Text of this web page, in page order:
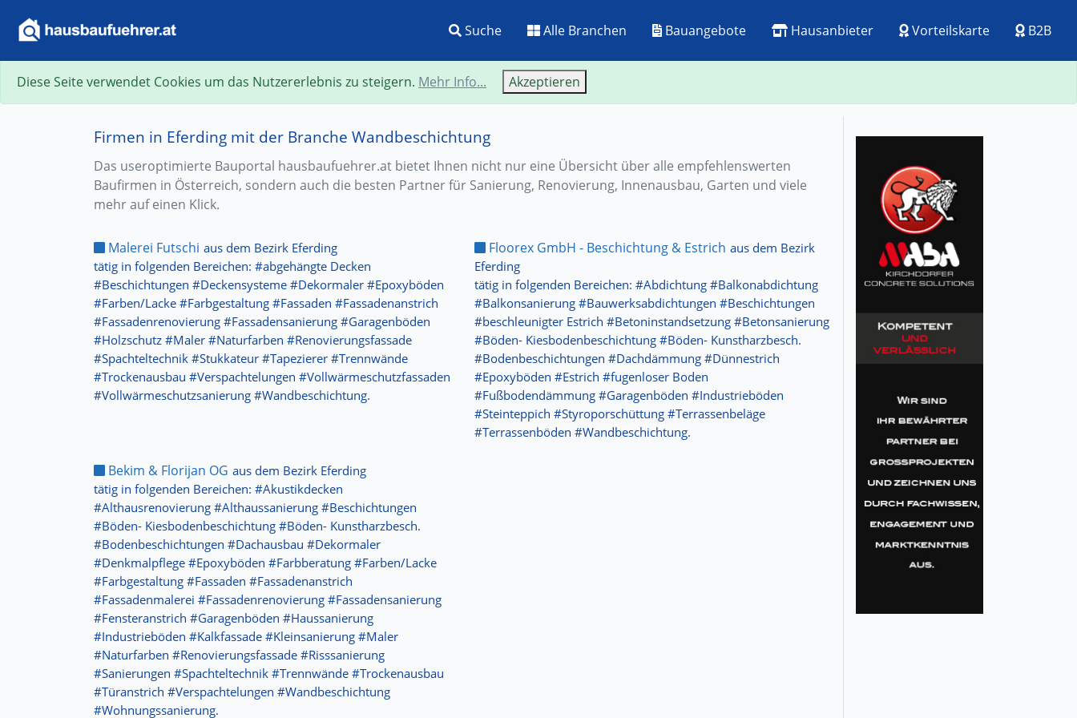
Suche Alle Branchen Bauangebote Hausanbieter Vorteilskarte B2B
Firmen in Eferding mit der Branche Wandbeschichtung
Das useroptimierte Bauportal hausbaufuehrer.at bietet Ihnen nicht nur eine Übersicht über alle empfehlenswerten
Baufirmen in Österreich, sondern auch die besten Partner für Sanierung, Renovierung, Innenausbau, Garten und viele
mehr auf einen Klick.
Malerei Futschi aus dem Bezirk Eferding
tätig in folgenden Bereichen: #abgehängte Decken
#Beschichtungen #Deckensysteme #Dekormaler #Epoxyböden
#Farben/Lacke #Farbgestaltung #Fassaden #Fassadenanstrich
#Fassadenrenovierung #Fassadensanierung #Garagenböden
#Holzschutz #Maler #Naturfarben #Renovierungsfassade
#Spachteltechnik #Stukkateur #Tapezierer #Trennwände
#Trockenausbau #Verspachtelungen #Vollwärmeschutzfassaden
#Vollwärmeschutzsanierung #Wandbeschichtung.
Floorex GmbH - Beschichtung & Estrich aus dem Bezirk
Eferding
tätig in folgenden Bereichen: #Abdichtung #Balkonabdichtung
#Balkonsanierung #Bauwerksabdichtungen #Beschichtungen
#beschleunigter Estrich #Betoninstandsetzung #Betonsanierung
#Böden- Kiesbodenbeschichtung #Böden- Kunstharzbesch.
#Bodenbeschichtungen #Dachdämmung #Dünnestrich
#Epoxyböden #Estrich #fugenloser Boden
#Fußbodendämmung #Garagenböden #Industrieböden
#Steinteppich #Styroporschüttung #Terrassenbeläge
#Terrassenböden #Wandbeschichtung.
Bekim & Florijan OG aus dem Bezirk Eferding
tätig in folgenden Bereichen: #Akustikdecken
#Althausrenovierung #Althaussanierung #Beschichtungen
#Böden- Kiesbodenbeschichtung #Böden- Kunstharzbesch.
#Bodenbeschichtungen #Dachausbau #Dekormaler
#Denkmalpflege #Epoxyböden #Farbberatung #Farben/Lacke
#Farbgestaltung #Fassaden #Fassadenanstrich
#Fassadenmalerei #Fassadenrenovierung #Fassadensanierung
#Fensteranstrich #Garagenböden #Haussanierung
#Industrieböden #Kalkfassade #Kleinsanierung #Maler
#Naturfarben #Renovierungsfassade #Risssanierung
#Sanierungen #Spachteltechnik #Trennwände #Trockenausbau
#Türanstrich #Verspachtelungen #Wandbeschichtung
#Wohnungssanierung.
Diese Seite verwendet Cookies um das Nutzererlebnis zu steigern. Mehr Info... Akzeptieren